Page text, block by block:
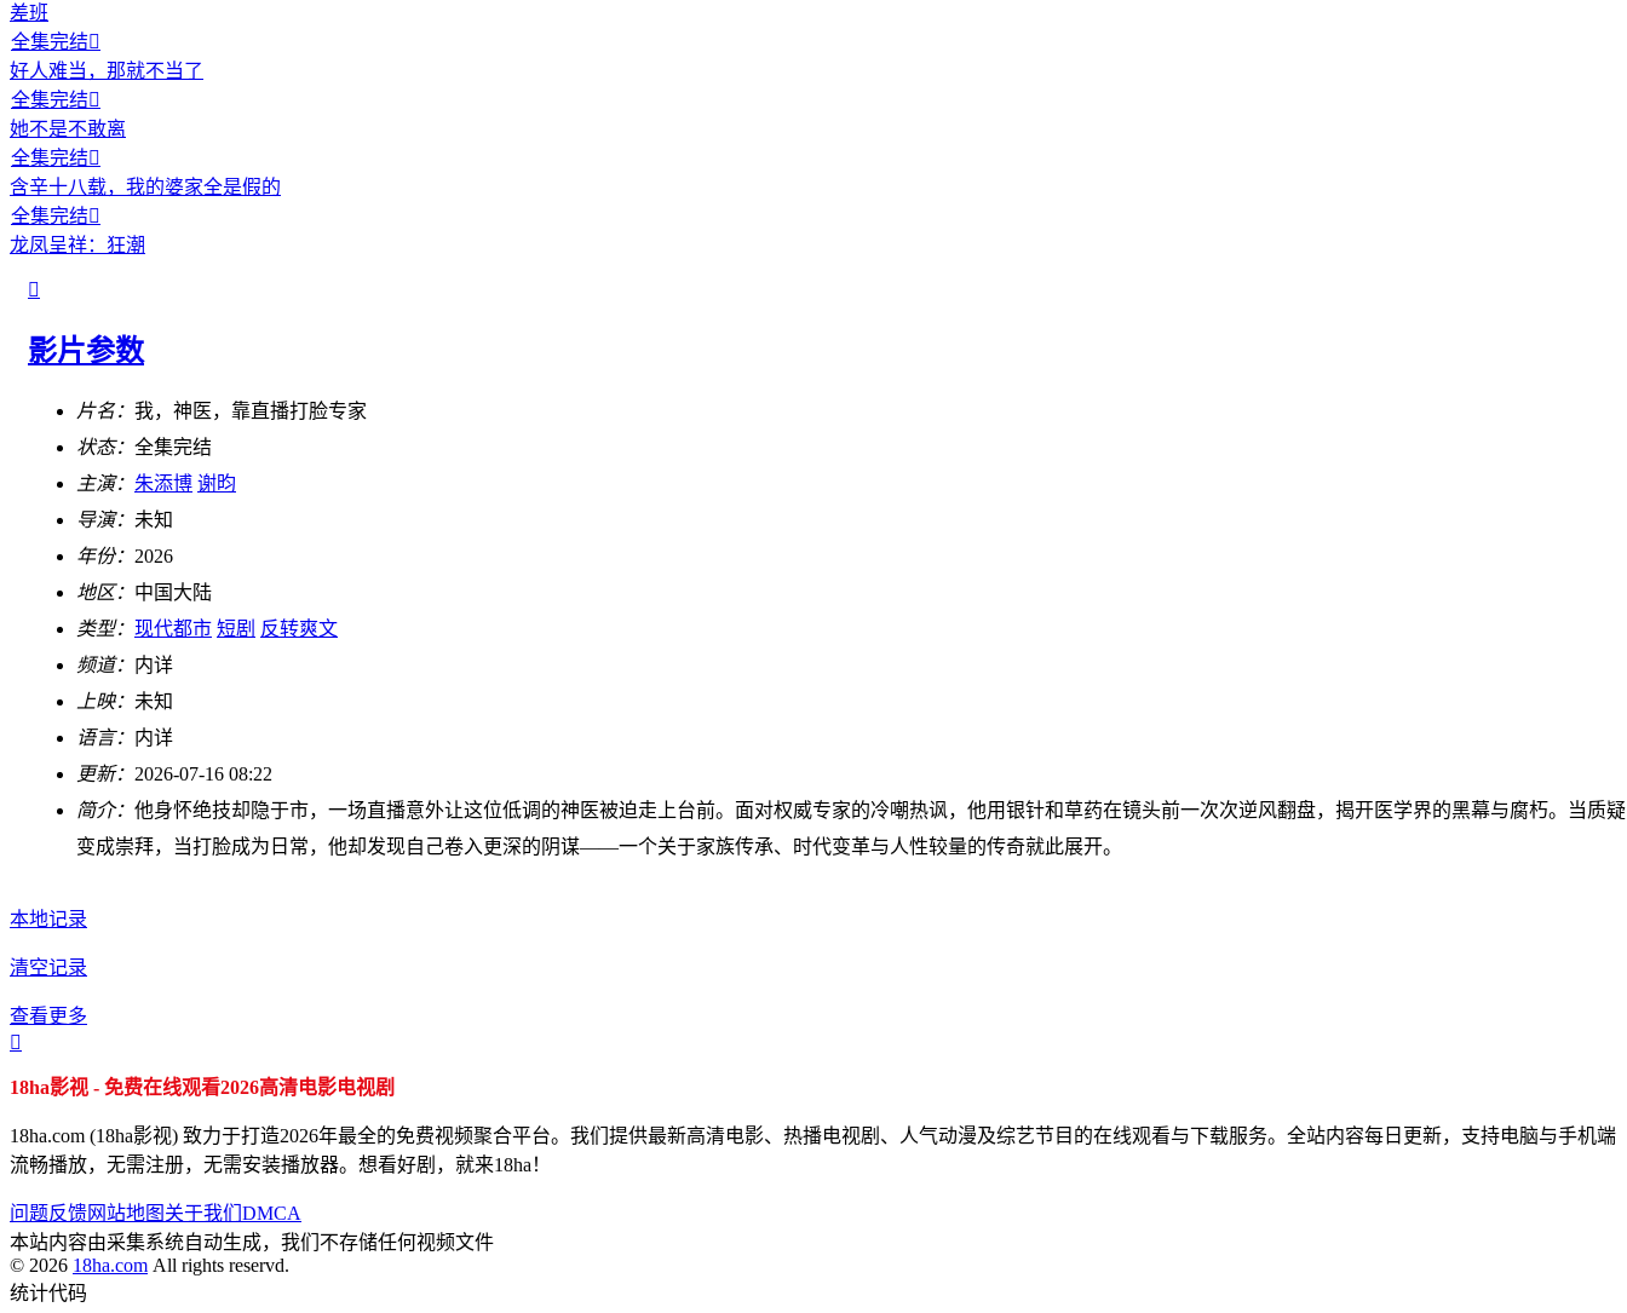
差班
全集完结
好人难当，那就不当了
全集完结
她不是不敢离
全集完结
含辛十八载，我的婆家全是假的
全集完结
龙凤呈祥：狂潮

影片参数
片名： 我，神医，靠直播打脸专家
状态： 全集完结
主演： 朱添博 谢昀
导演： 未知
年份： 2026
地区： 中国大陆
类型： 现代都市 短剧 反转爽文
频道： 内详
上映： 未知
语言： 内详
更新： 2026-07-16 08:22
简介： 他身怀绝技却隐于市，一场直播意外让这位低调的神医被迫走上台前。面对权威专家的冷嘲热讽，他用银针和草药在镜头前一次次逆风翻盘，揭开医学界的黑幕与腐朽。当质疑
变成崇拜，当打脸成为日常，他却发现自己卷入更深的阴谋——一个关于家族传承、时代变革与人性较量的传奇就此展开。
本地记录
清空记录
查看更多

18ha影视 - 免费在线观看2026高清电影电视剧
18ha.com (18ha影视) 致力于打造2026年最全的免费视频聚合平台。我们提供最新高清电影、热播电视剧、人气动漫及综艺节目的在线观看与下载服务。全站内容每日更新，支持电脑与手机端
流畅播放，无需注册，无需安装播放器。想看好剧，就来18ha！
问题反馈网站地图 关于我们 DMCA
本站内容由采集系统自动生成，我们不存储任何视频文件
© 2026 18ha.com All rights reservd.
统计代码